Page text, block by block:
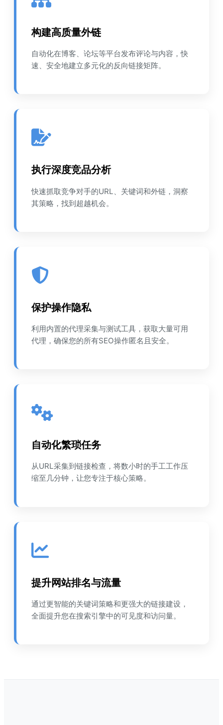
构建高质量外链
自动化在博客、论坛等平台发布评论与内容，快
速、安全地建立多元化的反向链接矩阵。
执行深度竞品分析
快速抓取竞争对手的URL、关键词和外链，洞察
其策略，找到超越机会。
保护操作隐私
利用内置的代理采集与测试工具，获取大量可用
代理，确保您的所有SEO操作匿名且安全。
自动化繁琐任务
从URL采集到链接检查，将数小时的手工工作压
缩至几分钟，让您专注于核心策略。
提升网站排名与流量
通过更智能的关键词策略和更强大的链接建设，
全面提升您在搜索引擎中的可见度和访问量。